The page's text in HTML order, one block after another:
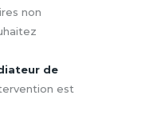
non
de
est